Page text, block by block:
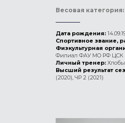
Весовая категория:
Дата рождения:
Спортивное звание,
Физкультурная
Филиал ФАУ МО РФ ЦСК
Личный тренер:
Высший результат
(2020), ЧР 2 (2021)